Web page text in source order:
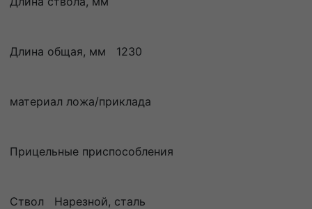
Длина общая, мм 1230
материал ложа/приклада
Прицельные приспособления
Ствол Нарезной, сталь